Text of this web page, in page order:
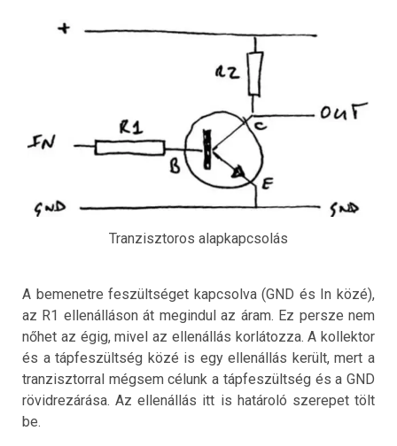
Tranzisztoros alapkapcsolás
A bemenetre feszültséget kapcsolva (GND és In közé),
az R1 ellenálláson át megindul az áram. Ez persze nem
nőhet az égig, mivel az ellenállás korlátozza. A kollektor
és a tápfeszültség közé is egy ellenállás került, mert a
tranzisztorral mégsem célunk a tápfeszültség és a GND
rövidrezárása. Az ellenállás itt is határoló szerepet tölt
be.